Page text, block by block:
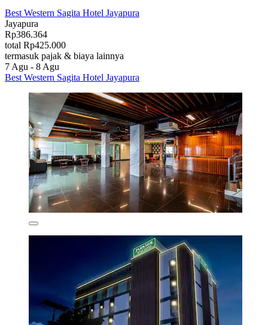
Best Western Sagita Hotel Jayapura
Jayapura
Rp386.364
total Rp425.000
termasuk pajak & biaya lainnya
7 Agu - 8 Agu
Best Western Sagita Hotel Jayapura